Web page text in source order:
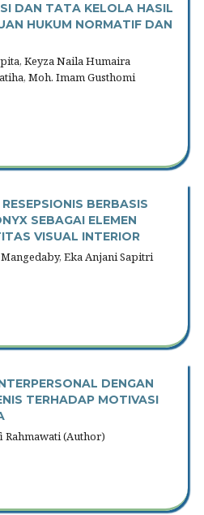
DAN TATA KELOLA HASIL
HUKUM NORMATIF DAN
Keyza Naila Humaira
Moh. Imam Gusthomi
BERBASIS
SEBAGAI ELEMEN
VISUAL INTERIOR
Eka Anjani Sapitri
DENGAN
TERHADAP MOTIVASI
Rahmawati (Author)